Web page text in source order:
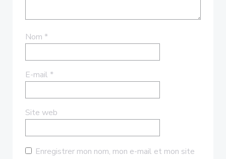
Nom *
E-mail *
Site web
Enregistrer mon nom, mon e-mail et mon site